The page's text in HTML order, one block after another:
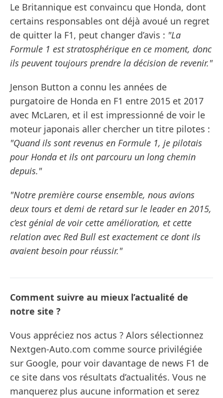
Le Britannique est convaincu que Honda, dont
certains responsables ont déjà avoué un regret
de quitter la F1, peut changer d’avis : "La
Formule 1 est stratosphérique en ce moment, donc
ils peuvent toujours prendre la décision de revenir."
Jenson Button a connu les années de
purgatoire de Honda en F1 entre 2015 et 2017
avec McLaren, et il est impressionné de voir le
moteur japonais aller chercher un titre pilotes :
"Quand ils sont revenus en Formule 1, je pilotais
pour Honda et ils ont parcouru un long chemin
depuis."
"Notre première course ensemble, nous avions
deux tours et demi de retard sur le leader en 2015,
c’est génial de voir cette amélioration, et cette
relation avec Red Bull est exactement ce dont ils
avaient besoin pour réussir."
Comment suivre au mieux l’actualité de
notre site ?
Vous appréciez nos actus ? Alors sélectionnez
Nextgen-Auto.com comme source privilégiée
sur Google, pour voir davantage de news F1 de
ce site dans vos résultats d’actualités. Vous ne
manquerez plus aucune information et serez